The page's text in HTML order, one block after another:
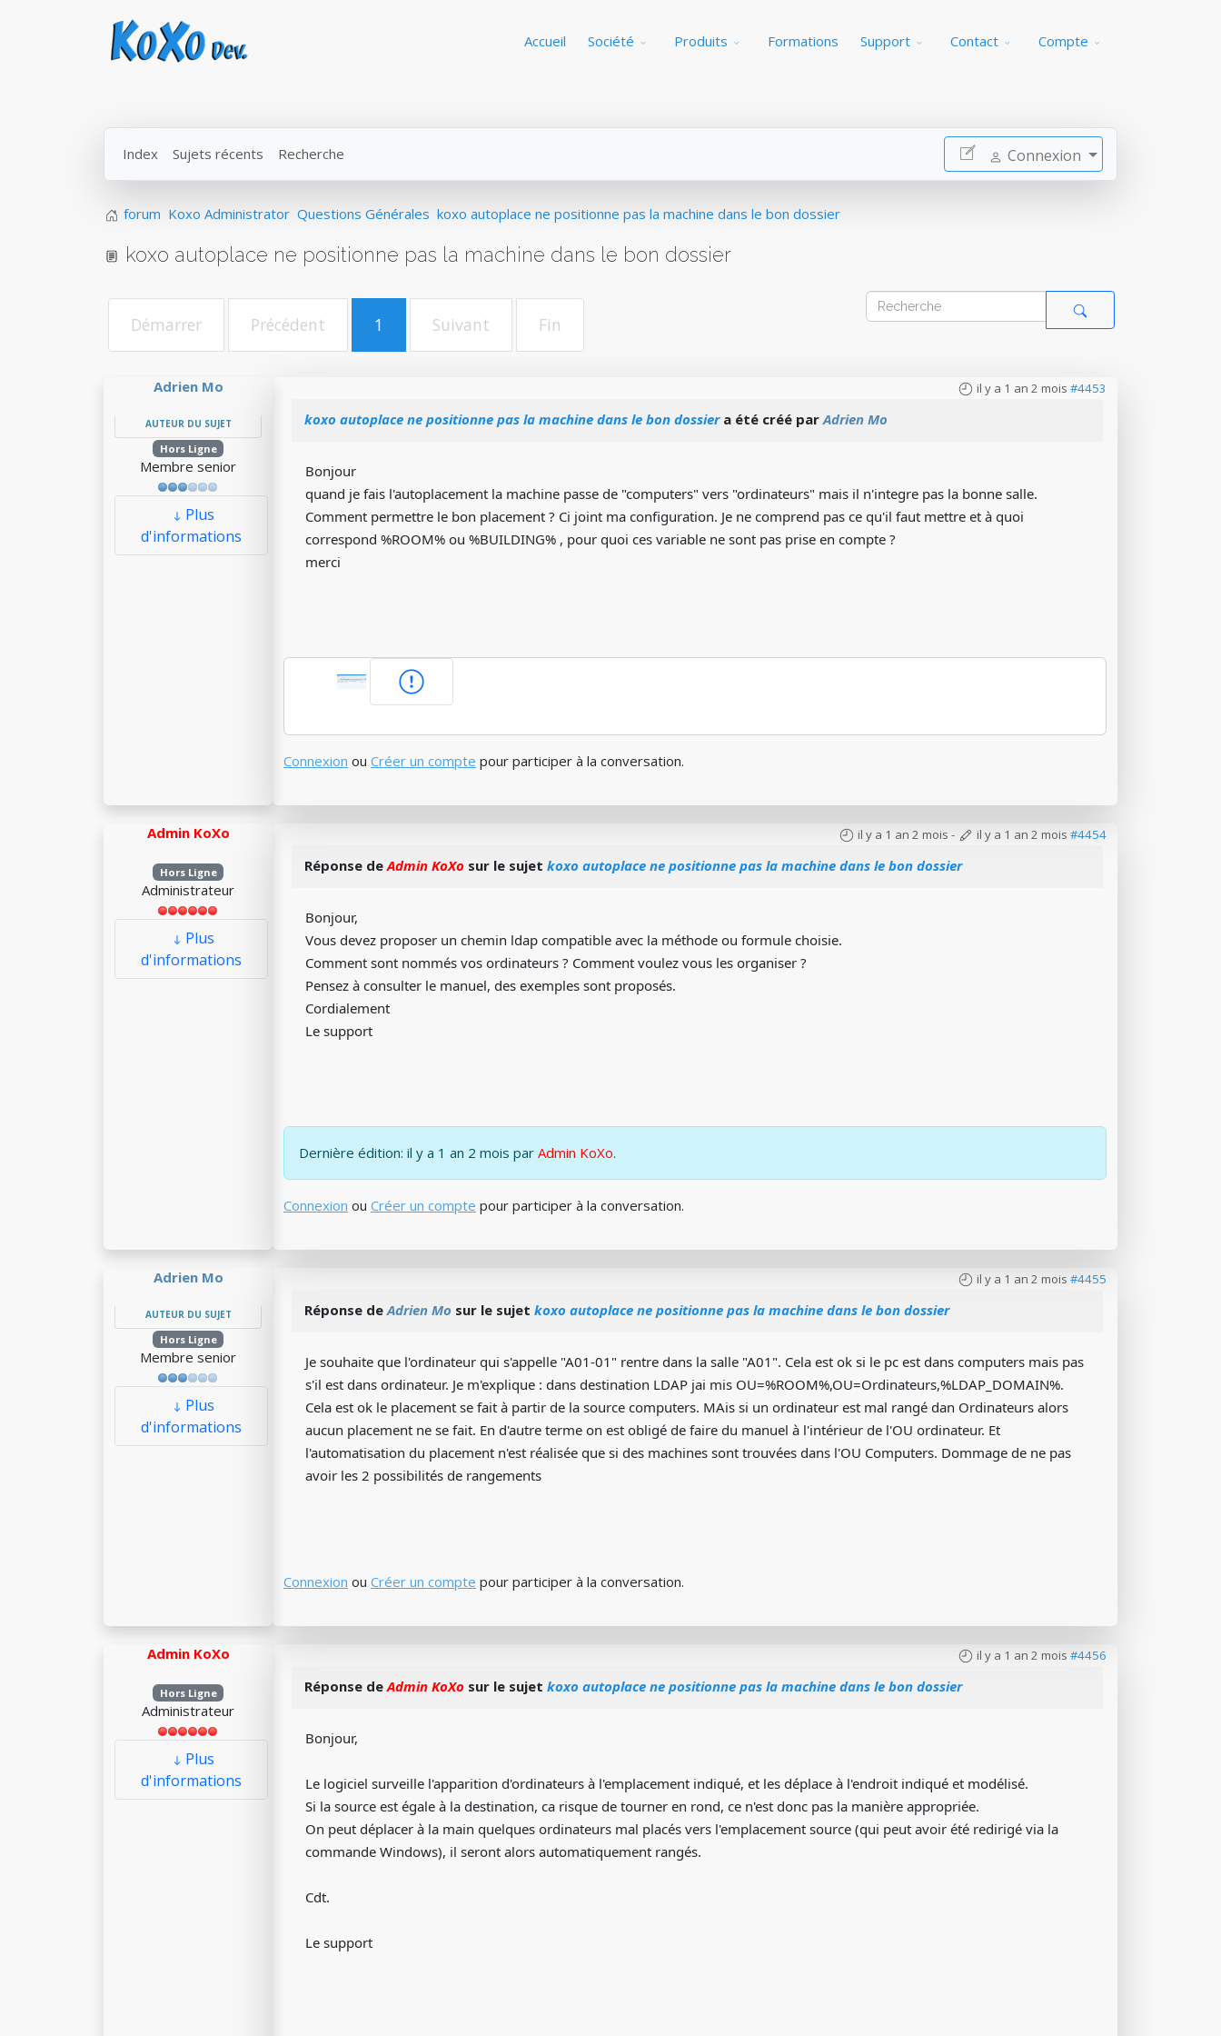
Accueil Société Produits Formations Support Contact Compte
Index Sujets récents Recherche Connexion
forum Koxo Administrator Questions Générales koxo autoplace ne positionne pas la machine dans le bon dossier
koxo autoplace ne positionne pas la machine dans le bon dossier
Démarrer Précédent 1 Suivant Fin
Adrien Mo
AUTEUR DU SUJET
Hors Ligne
Membre senior
Plus
d'informations
il y a 1 an 2 mois #4453
koxo autoplace ne positionne pas la machine dans le bon dossiera été créé parAdrien Mo
Bonjour
quand je fais l'autoplacement la machine passe de "computers" vers "ordinateurs" mais il n'integre pas la bonne salle.
Comment permettre le bon placement ? Ci joint ma configuration. Je ne comprend pas ce qu'il faut mettre et à quoi
correspond %ROOM% ou %BUILDING% , pour quoi ces variable ne sont pas prise en compte ?
merci
Connexion ou Créer un compte pour participer à la conversation.
Admin KoXo
Hors Ligne
Administrateur
Plus
d'informations
il y a 1 an 2 mois - il y a 1 an 2 mois #4454
Réponse deAdmin KoXo sur le sujet koxo autoplace ne positionne pas la machine dans le bon dossier
Bonjour,
Vous devez proposer un chemin ldap compatible avec la méthode ou formule choisie.
Comment sont nommés vos ordinateurs ? Comment voulez vous les organiser ?
Pensez à consulter le manuel, des exemples sont proposés.
Cordialement
Le support
Dernière édition: il y a 1 an 2 mois par Admin KoXo.
Connexion ou Créer un compte pour participer à la conversation.
Adrien Mo
AUTEUR DU SUJET
Hors Ligne
Membre senior
Plus
d'informations
il y a 1 an 2 mois #4455
Réponse deAdrien Mo sur le sujet koxo autoplace ne positionne pas la machine dans le bon dossier
Je souhaite que l'ordinateur qui s'appelle "A01-01" rentre dans la salle "A01". Cela est ok si le pc est dans computers mais pas
s'il est dans ordinateur. Je m'explique : dans destination LDAP jai mis OU=%ROOM%,OU=Ordinateurs,%LDAP_DOMAIN%.
Cela est ok le placement se fait à partir de la source computers. MAis si un ordinateur est mal rangé dan Ordinateurs alors
aucun placement ne se fait. En d'autre terme on est obligé de faire du manuel à l'intérieur de l'OU ordinateur. Et
l'automatisation du placement n'est réalisée que si des machines sont trouvées dans l'OU Computers. Dommage de ne pas
avoir les 2 possibilités de rangements
Connexion ou Créer un compte pour participer à la conversation.
Admin KoXo
Hors Ligne
Administrateur
Plus
d'informations
il y a 1 an 2 mois #4456
Réponse deAdmin KoXo sur le sujet koxo autoplace ne positionne pas la machine dans le bon dossier
Bonjour,
Le logiciel surveille l'apparition d'ordinateurs à l'emplacement indiqué, et les déplace à l'endroit indiqué et modélisé.
Si la source est égale à la destination, ca risque de tourner en rond, ce n'est donc pas la manière appropriée.
On peut déplacer à la main quelques ordinateurs mal placés vers l'emplacement source (qui peut avoir été redirigé via la
commande Windows), il seront alors automatiquement rangés.
Cdt.
Le support